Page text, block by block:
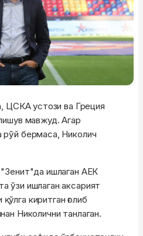
ЦСКА устози ва Греция
мавжуд. Агар
рўй бермаса, Николич
ишлаган АЕК
ўзи ишлаган аксарият
киритган ғолиб
Николични танлаган.